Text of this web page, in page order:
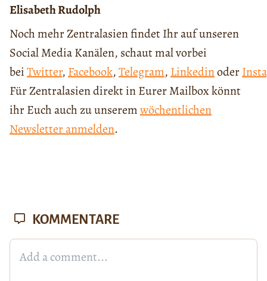
Elisabeth Rudolph
Noch mehr Zentralasien findet Ihr auf unseren
Social Media Kanälen, schaut mal vorbei
beiTwitter,Facebook,Telegram,Linkedinoder
Für Zentralasien direkt in Eurer Mailbox könnt
ihr Euch auch zu unseremwöchentlichen
Newsletter anmelden.
KOMMENTARE